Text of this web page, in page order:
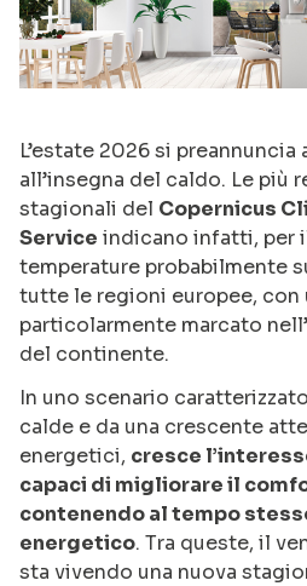
L’estate 2026 si preannuncia
all’insegna del caldo. Le più
stagionali del Copernicus
Service indicano infatti, per
temperature probabilmente
tutte le regioni europee, con
particolarmente marcato
del continente.
In uno scenario
calde e da una crescente
energetici, cresce
capaci di migliorare il
contenendo al tempo
energetico. Tra queste, il
sta vivendo una nuova